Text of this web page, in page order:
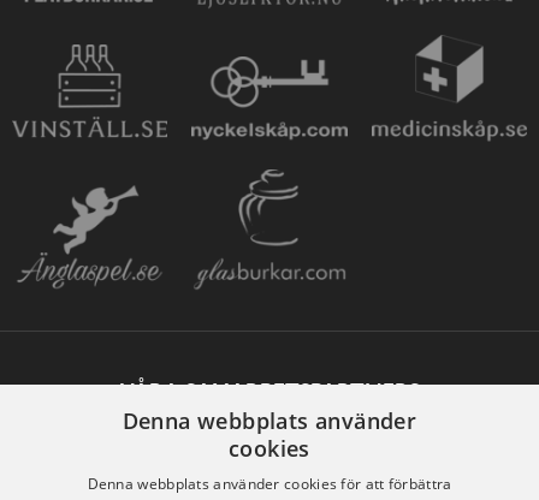
VÅRA SAMARBETSPARTNERS
Denna webbplats använder
cookies
Denna webbplats använder cookies för att förbättra